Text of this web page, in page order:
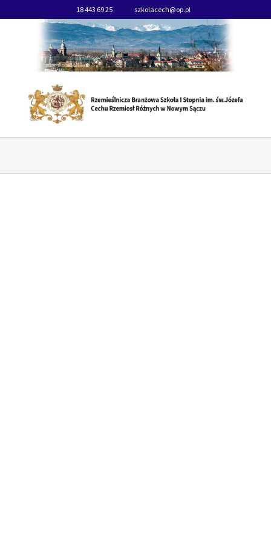
18 443 69 25 szkolacech@op.pl